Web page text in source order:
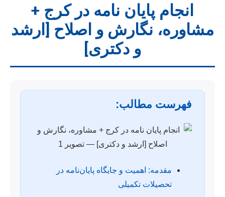
انجام پایان نامه در کرج +
مشاوره، نگارش و اصلاح [ارشد
و دکتری]
فهرست مطالب:
مقدمه: اهمیت و جایگاه پایان‌نامه در
تحصیلات تکمیلی